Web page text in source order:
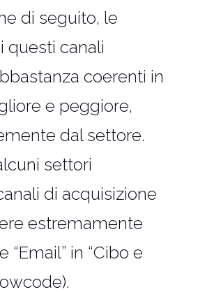
di seguito, le
questi canali
coerenti in
e peggiore,
dal settore.
settori
di acquisizione
estremamente
in “Cibo e